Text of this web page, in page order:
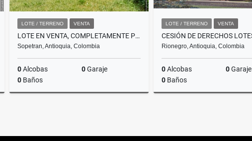
LOTE / TERRENO VENTA
LOTE EN VENTA, COMPLETAMENTE PLANO, SOPETRAN, VEREDA EL RODEO
Sopetran, Antioquia, Colombia
0Alcobas 0Garaje
0Baños
LOTE / TERRENO VENTA
Rionegro, Antioquia, Colombia
0Alcobas 0Garaje
0 Baños